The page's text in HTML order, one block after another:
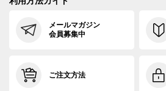
メールマガジン
会員募集中
ご注文方法